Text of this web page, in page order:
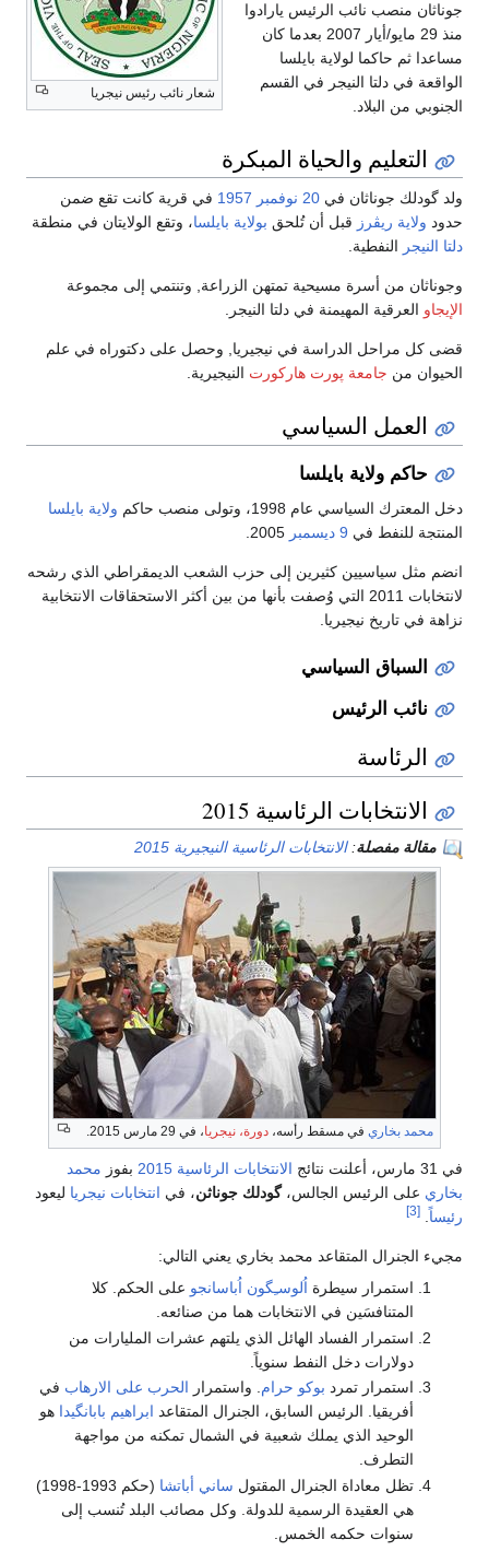
شعار نائب رئيس نيجريا
جوناثان منصب نائب الرئيس يارادوا
منذ 29 مايو/أيار 2007 بعدما كان
مساعدا ثم حاكما لولاية بايلسا
الواقعة في دلتا النيجر في القسم
الجنوبي من البلاد.
التعليم والحياة المبكرة
ولد گودلك جوناثان في 20 نوفمبر 1957 في قرية كانت تقع ضمن
حدود ولاية ريڤرز قبل أن تُلحق بولاية بايلسا، وتقع الولايتان في منطقة
دلتا النيجر النفطية.
وجوناثان من أسرة مسيحية تمتهن الزراعة, وتنتمي إلى مجموعة
الإيجاو العرقية المهيمنة في دلتا النيجر.
قضى كل مراحل الدراسة في نيجيريا, وحصل على دكتوراه في علم
الحيوان من جامعة پورت هاركورت النيجيرية.
العمل السياسي
حاكم ولاية بايلسا
دخل المعترك السياسي عام 1998، وتولى منصب حاكم
ولاية بايلسا
المنتجة للنفط في 9 ديسمبر
انضم مثل سياسيين كثيرين إلى حزب الشعب الديمقراطي الذي رشحه
لانتخابات 2011 التي وُصفت بأنها من بين أكثر الاستحقاقات الانتخابية
نزاهة في تاريخ نيجيريا.
السباق السياسي
نائب الرئيس
الرئاسة
الانتخابات الرئاسية 2015
مقالة مفصلة:الانتخابات الرئاسية النيجيرية 2015
محمد بخاري في مسقط رأسه، دورة، نيجريا، في 29 مارس 2015.
في 31 مارس، أعلنت نتائج الانتخابات الرئاسية 2015 بفوز محمد
بخاري على الرئيس الجالس،گودلك جوناثن، في انتخابات نيجريا ليعود
رئيساً.
[3]
مجيء الجنرال المتقاعد محمد بخاري يعني التالي:
استمرار سيطرة اُلوسـِگون اُباسانجو على الحكم. كلا
المتنافسَين في الانتخابات هما من صنائعه.
استمرار الفساد الهائل الذي يلتهم عشرات المليارات من
دولارات دخل النفط سنوياً.
استمرار تمرد بوكو حرام . واستمرار الحرب على الارهاب في
أفريقيا. الرئيس السابق، الجنرال المتقاعد ابراهيم بابانگيدا هو
الوحيد الذي يملك شعبية في الشمال تمكنه من مواجهة
التطرف.
تظل معاداة الجنرال المقتول ساني أباتشا
(حكم 1993-1998)
هي العقيدة الرسمية للدولة. وكل مصائب البلد تُنسب إلى
سنوات حكمه الخمس.